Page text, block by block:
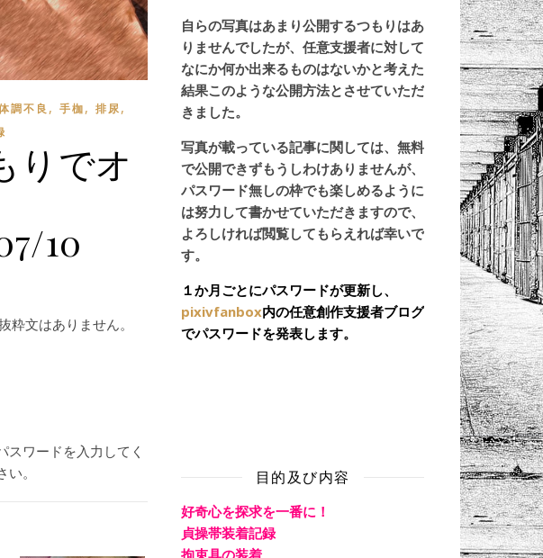
調不良 , 手枷, 排尿,
りでオ
10
粋文はありません。
スワードを入力してく
い。
自らの写真はあまり公開するつもりはあ
りませんでしたが、任意支援者に対して
なにか何か出来るものはないかと考えた
結果このような公開方法とさせていただ
きました。
写真が載っている記事に関しては、無料
で公開できずもうしわけありませんが、
パスワード無しの枠でも楽しめるように
は努力して書かせていただきますので、
よろしければ閲覧してもらえれば幸いで
す。
１か月ごとにパスワードが更新し、
pixivfanbox内の任意創作支援者ブログ
でパスワードを発表します。
目的及び内容
好奇心を探求を一番に！
貞操帯装着記録
拘束具の装着